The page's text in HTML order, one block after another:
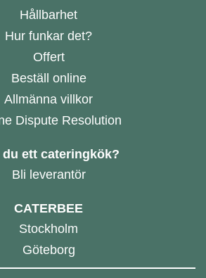
Hållbarhet
Hur funkar det?
Offert
Beställ online
Allmänna villkor
Dispute Resolution
du ett cateringkök?
Bli leverantör
CATERBEE
Stockholm
Göteborg